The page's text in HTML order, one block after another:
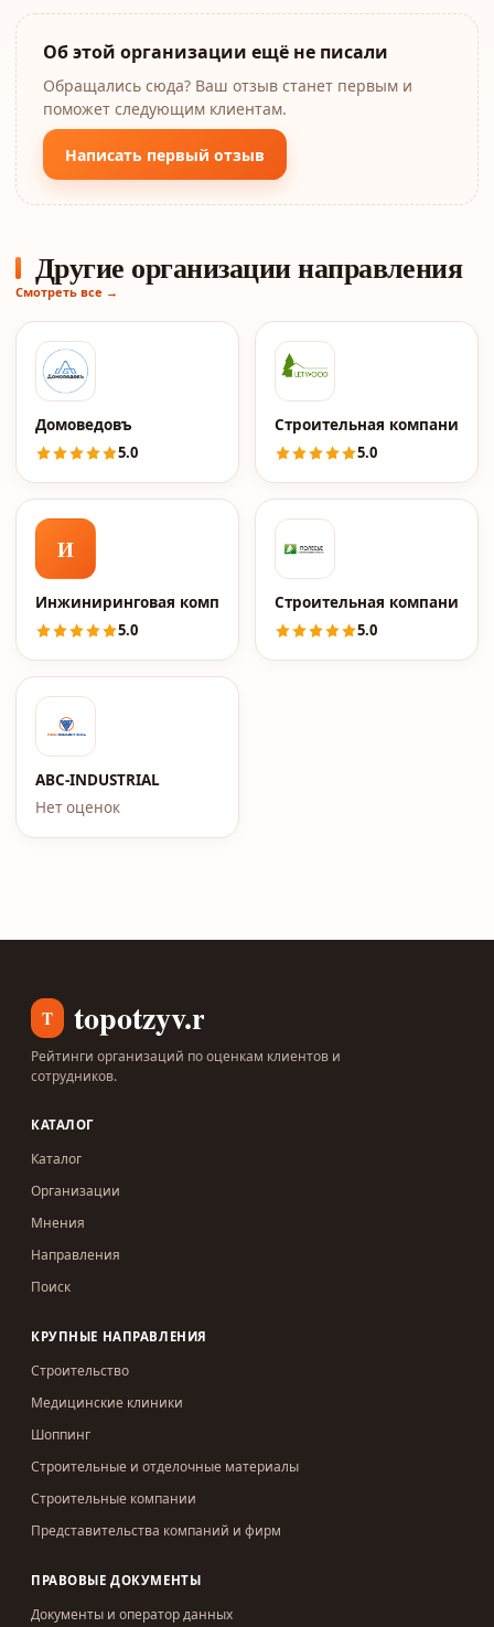
Об этой организации ещё не писали
Обращались сюда? Ваш отзыв станет первым и
поможет следующим клиентам.
Написать первый отзыв
Другие организации направления
Смотреть все →
Домоведовъ
5.0
Строительная компания
5.0
И
Инжиниринговая компания 2к
5.0
Строительная компания
5.0
ABC-INDUSTRIAL
Нет оценок
T topotzyv.ru
Рейтинги организаций по оценкам клиентов и
сотрудников.
КАТАЛОГ
Каталог
Организации
Мнения
Направления
Поиск
КРУПНЫЕ НАПРАВЛЕНИЯ
Строительство
Медицинские клиники
Шоппинг
Строительные и отделочные материалы
Строительные компании
Представительства компаний и фирм
ПРАВОВЫЕ ДОКУМЕНТЫ
Документы и оператор данных